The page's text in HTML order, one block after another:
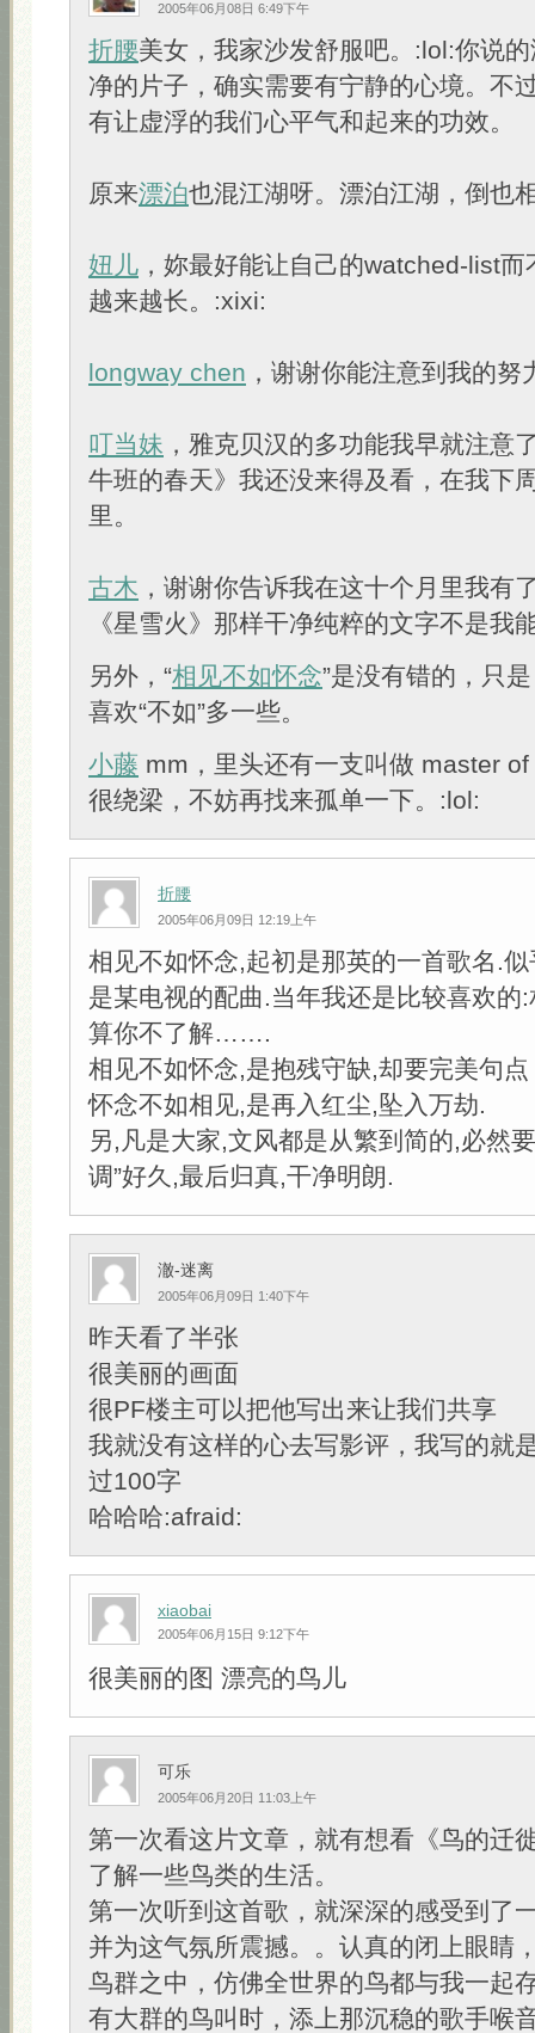
2005年06月08日 6:49下午
折腰美女，我家沙发舒服吧。:lol:你说
净的片子，确实需要有宁静的心境。不
有让虚浮的我们心平气和起来的功效。
原来漂泊也混江湖呀。漂泊江湖，倒也
妞儿 ，妳最好能让自己的watched-list
越来越长。:xixi:
longway chen ，谢谢你能注意到我的努
叮当妹 ，雅克贝汉的多功能我早就注意
牛班的春天》我还没来得及看，在我下
里。
古木 ，谢谢你告诉我在这十个月里我有
《星雪火》那样干净纯粹的文字不是我
另外，“相见不如怀念”是没有错的，只
喜欢“不如”多一些。
小藤 mm，里头还有一支叫做 master
很绕梁，不妨再找来孤单一下。:lol:
折腰
2005年06月09日 12:19上午
相见不如怀念,起初是那英的一首歌名.
是某电视的配曲.当年我还是比较喜欢的
算你不了解…….
相见不如怀念,是抱残守缺,却要完美句点
怀念不如相见,是再入红尘,坠入万劫.
另,凡是大家,文风都是从繁到简的,必然要
调”好久,最后归真,干净明朗.
澈-迷离
2005年06月09日 1:40下午
昨天看了半张
很美丽的画面
很PF楼主可以把他写出来让我们共享
我就没有这样的心去写影评，我写的就
过100字
哈哈哈:afraid:
xiaobai
2005年06月15日 9:12下午
很美丽的图 漂亮的鸟儿
可乐
2005年06月20日 11:03上午
第一次看这片文章，就有想看《鸟的迁
了解一些鸟类的生活。
第一次听到这首歌，就深深的感受到了
并为这气氛所震撼。。认真的闭上眼睛
鸟群之中，仿佛全世界的鸟都与我一起
有大群的鸟叫时，添上那沉稳的歌手喉